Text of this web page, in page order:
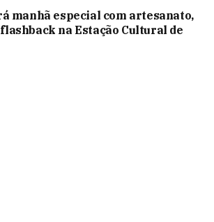
manhã especial com artesanato,
na Estação Cultural de